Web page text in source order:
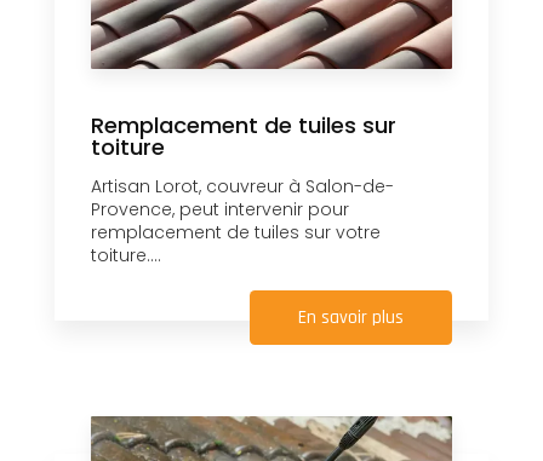
Remplacement de tuiles sur
toiture
Artisan Lorot, couvreur à Salon-de-
Provence, peut intervenir pour
remplacement de tuiles sur votre
toiture....
En savoir plus